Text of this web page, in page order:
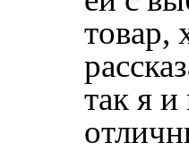
товар,
так я